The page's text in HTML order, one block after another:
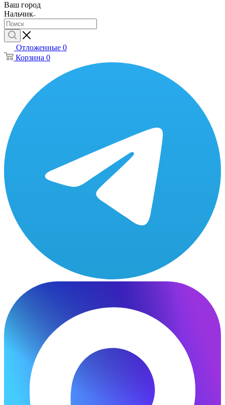
Ваш город
Нальчик
Отложенные 0
Корзина 0